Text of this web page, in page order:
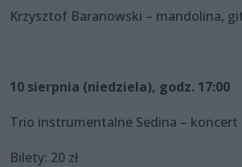
Krzysztof Baranowski – mandolina,
10 sierpnia (niedziela), godz. 17:00
Trio instrumentalne Sedina – koncert
Bilety: 20 zł